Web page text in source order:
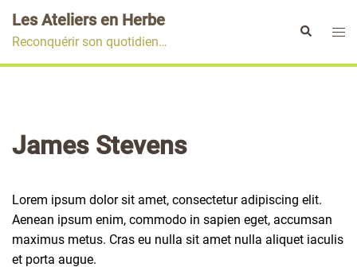
au
contenu
Les Ateliers en Herbe
Reconquérir son quotidien…
Rechercher
James Stevens
Lorem ipsum dolor sit amet, consectetur adipiscing elit.
Aenean ipsum enim, commodo in sapien eget, accumsan
maximus metus. Cras eu nulla sit amet nulla aliquet iaculis
et porta augue.